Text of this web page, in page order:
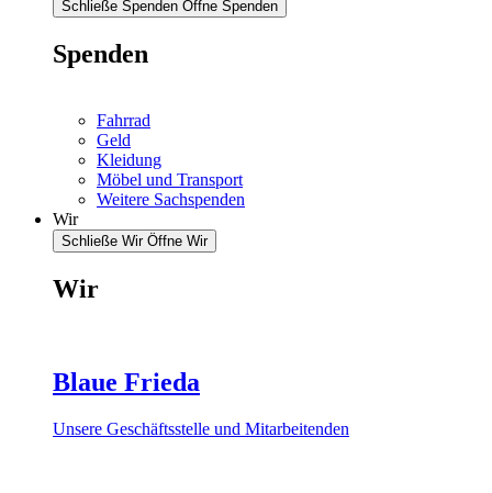
Schließe Spenden Öffne Spenden
Spenden
Fahrrad
Geld
Kleidung
Möbel und Transport
Weitere Sachspenden
Wir
Schließe Wir Öffne Wir
Wir
Blaue Frieda
Unsere Geschäftsstelle und Mitarbeitenden